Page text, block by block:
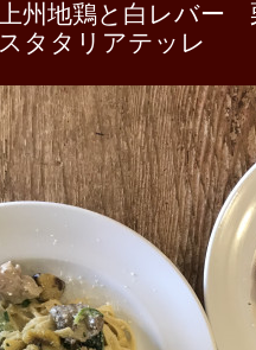
上州地鶏と白レバ
スタタリアテッレ